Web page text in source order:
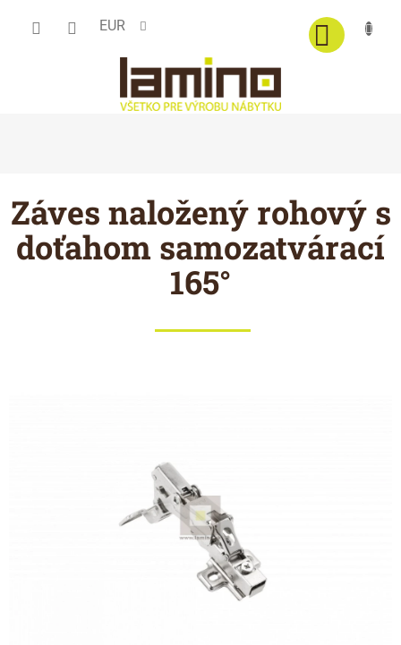
EUR
Záves naložený rohový s
doťahom samozatvárací
165°